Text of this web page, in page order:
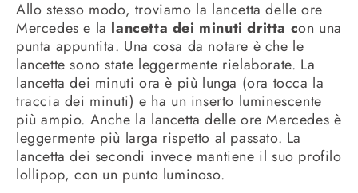
Allo stesso modo, troviamo la lancetta delle ore
Mercedes e la lancetta dei minuti dritta con una
punta appuntita. Una cosa da notare è che le
lancette sono state leggermente rielaborate. La
lancetta dei minuti ora è più lunga (ora tocca la
traccia dei minuti) e ha un inserto luminescente
più ampio. Anche la lancetta delle ore Mercedes è
leggermente più larga rispetto al passato. La
lancetta dei secondi invece mantiene il suo profilo
lollipop, con un punto luminoso.